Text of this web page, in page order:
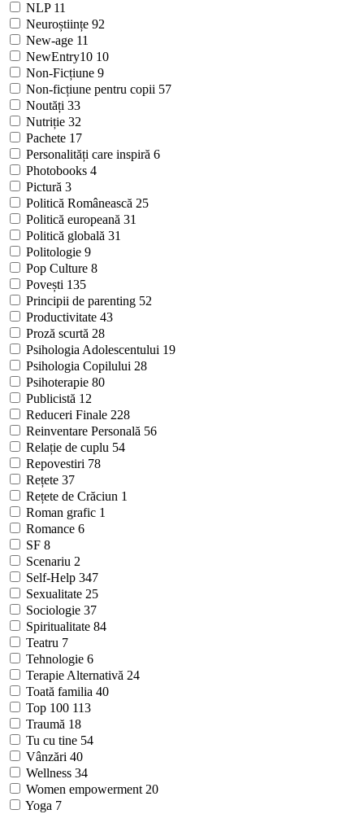
NLP 11
Neuroștiințe 92
New-age 11
NewEntry10 10
Non-Ficțiune 9
Non-ficțiune pentru copii 57
Noutăți 33
Nutriție 32
Pachete 17
Personalități care inspiră 6
Photobooks 4
Pictură 3
Politică Românească 25
Politică europeană 31
Politică globală 31
Politologie 9
Pop Culture 8
Povești 135
Principii de parenting 52
Productivitate 43
Proză scurtă 28
Psihologia Adolescentului 19
Psihologia Copilului 28
Psihoterapie 80
Publicistă 12
Reduceri Finale 228
Reinventare Personală 56
Relație de cuplu 54
Repovestiri 78
Rețete 37
Rețete de Crăciun 1
Roman grafic 1
Romance 6
SF 8
Scenariu 2
Self-Help 347
Sexualitate 25
Sociologie 37
Spiritualitate 84
Teatru 7
Tehnologie 6
Terapie Alternativă 24
Toată familia 40
Top 100 113
Traumă 18
Tu cu tine 54
Vânzări 40
Wellness 34
Women empowerment 20
Yoga 7